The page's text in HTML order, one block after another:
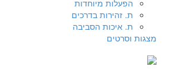
הפעלות מיוחדות
ת. זהירות בדרכים
ת. איכות הסביבה
מצגות וסרטים